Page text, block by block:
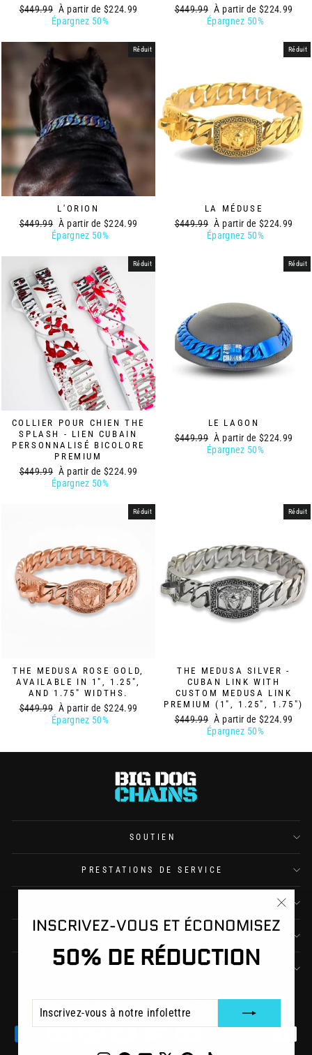
INSCRIVEZ-VOUS ET ÉCONOMISEZ
50% DE RÉDUCTION
VOUS
À
(Esc)"
Prix
$449.99 Prix
réduit
À partir de $224.99
Épargnez 50%
Prix
$449.99 Prix
réduit
À partir de $224.99
Épargnez 50%
Réduit
L'ORION
Prix
$449.99 Prix
réduit
À partir de $224.99
Épargnez 50%
Réduit
LA MÉDUSE
Prix
$449.99 Prix
réduit
À partir de $224.99
Épargnez 50%
Réduit
COLLIER POUR CHIEN THE
SPLASH - LIEN CUBAIN
PERSONNALISÉ BICOLORE
PREMIUM
Prix
$449.99 Prix
réduit
À partir de $224.99
Épargnez 50%
Réduit
LE LAGON
Prix
$449.99 Prix
réduit
À partir de $224.99
Épargnez 50%
Réduit
THE MEDUSA ROSE GOLD,
AVAILABLE IN 1", 1.25",
AND 1.75" WIDTHS.
Prix
$449.99 Prix
réduit
À partir de $224.99
Épargnez 50%
Réduit
THE MEDUSA SILVER -
CUBAN LINK WITH
CUSTOM MEDUSA LINK
PREMIUM (1", 1.25", 1.75")
Prix
$449.99 Prix
réduit
À partir de $224.99
Épargnez 50%
SOUTIEN
PRESTATIONS DE SERVICE
INSCRIVEZ-VOUS ET ÉCONOMISEZ
LANGUE
Français DEVISE
États-Unis (USD $)